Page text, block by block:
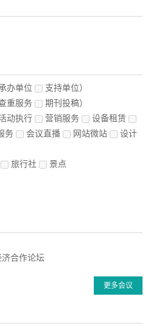
办单位
支持单位）
重服务
期刊投稿）
动执行 营销服务
设备租赁
务 会议直播 网站微站
设计
旅行社
景点
合作论坛
更多会议